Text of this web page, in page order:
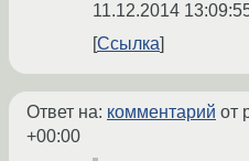
11.12.2014
Ссылка
Ответ на: комментарий от
+00:00